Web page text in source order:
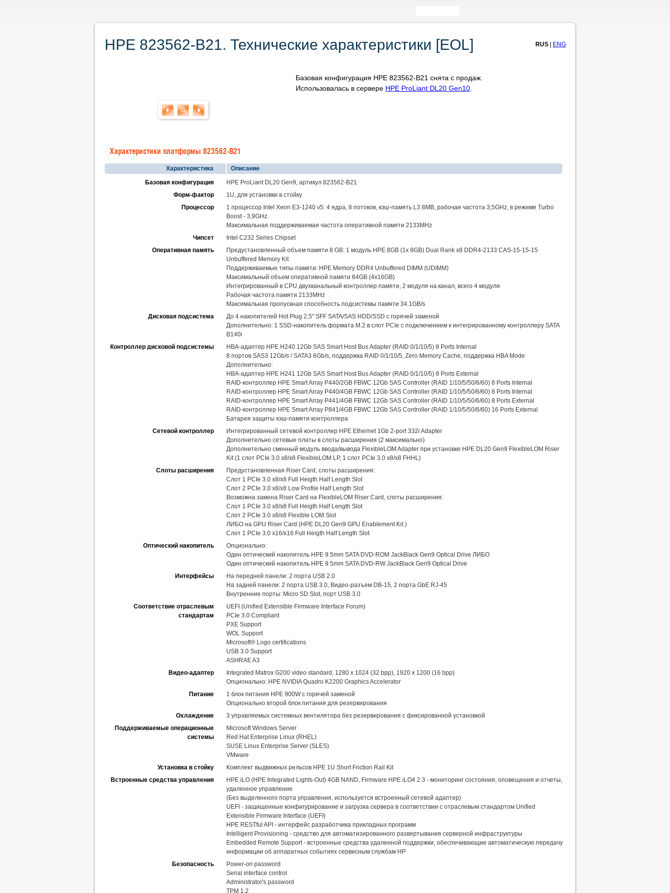
HPE 823562-B21. Технические характеристики [EOL] RUS ENG
Базовая конфигурация HPE 823562-B21 снята с продаж.
Использовалась в сервере HPE ProLiant DL20 Gen10
Характеристики платформы 823562-B21
Характеристика
Описание
Базовая конфигурация
HPE ProLiant DL20 Gen9, артикул 823562-B21
Форм-фактор
1U, для установки в стойку
Процессор
1 процессор Intel Xeon E3-1240 v5: 4 ядра, 8 потоков, кэш-память L3 8MB, рабочая частота 3,5GHz, в режиме Turbo
Boost - 3,9GHz.
Максимальная поддерживаемая частота оперативной памяти 2133MHz
Чипсет
Intel C232 Series Chipset
Оперативная память
Предустановленный объем памяти 8 GB: 1 модуль HPE 8GB (1x 8GB) Dual Rank x8 DDR4-2133 CAS-15-15-15
Unbuffered Memory Kit
Поддерживаемые типы памяти: HPE Memory DDR4 Unbuffered DIMM (UDIMM)
Максимальный объем оперативной памяти 64GB (4x16GB)
Интегрированный в CPU двухканальный контроллер памяти, 2 модуля на канал, всего 4 модуля
Рабочая частота памяти 2133MHz
Максимальная пропускная способность подсистемы памяти 34.1GB/s
Дисковая подсистема
До 4 накопителей Hot Plug 2,5" SFF SATA/SAS HDD/SSD с горячей заменой
Дополнительно: 1 SSD-накопитель формата M.2 в слот PCIe с подключением к интегрированному контроллеру SATA
B140i
Контроллер дисковой подсистемы
HBA-адаптер HPE H240 12Gb SAS Smart Host Bus Adapter (RAID 0/1/10/5) 8 Ports Internal
8 портов SAS3 12Gb/s / SATA3 6Gb/s, поддержка RAID 0/1/10/5, Zero Memory Cache, поддержка HBA Mode
Дополнительно:
HBA-адаптер HPE H241 12Gb SAS Smart Host Bus Adapter (RAID 0/1/10/5) 8 Ports External
RAID-контроллер HPE Smart Array P440/2GB FBWC 12Gb SAS Controller (RAID 1/10/5/50/6/60) 8 Ports Internal
RAID-контроллер HPE Smart Array P440/4GB FBWC 12Gb SAS Controller (RAID 1/10/5/50/6/60) 8 Ports Internal
RAID-контроллер HPE Smart Array P441/4GB FBWC 12Gb SAS Controller (RAID 1/10/5/50/6/60) 8 Ports External
RAID-контроллер HPE Smart Array P841/4GB FBWC 12Gb SAS Controller (RAID 1/10/5/50/6/60) 16 Ports External
Батарея защиты кэш-памяти контроллера
Сетевой контроллер
Интегрированный сетевой контроллер HPE Ethernet 1Gb 2-port 332i Adapter
Дополнительно сетевые платы в слоты расширения (2 максимально)
Дополнительно сменный модуль ввода/вывода FlexibleLOM Adapter при установке HPE DL20 Gen9 FlexibleLOM Riser
Kit (1 слот PCIe 3.0 x8/x8 FlexibleLOM LP, 1 слот PCIe 3.0 x8/x8 FHHL)
Слоты расширения
Предустановленная Riser Card, слоты расширения:
Слот 1 PCIe 3.0 x8/x8 Full Heigth Half Length Slot
Слот 2 PCIe 3.0 x8/x8 Low Profile Half Length Slot
Возможна замена Riser Card на FlexibleLOM Riser Card, слоты расширения:
Слот 1 PCIe 3.0 x8/x8 Full Heigth Half Length Slot
Слот 2 PCIe 3.0 x8/x8 Flexible LOM Slot
ЛИБО на GPU Riser Card (HPE DL20 Gen9 GPU Enablement Kit )
Слот 1 PCIe 3.0 x16/x16 Full Heigth Half Length Slot
Оптический накопитель
Опционально:
Один оптический накопитель HPE 9.5mm SATA DVD-ROM JackBlack Gen9 Optical Drive ЛИБО
Один оптический накопитель HPE 9.5mm SATA DVD-RW JackBlack Gen9 Optical Drive
Интерфейсы
На передней панели: 2 порта USB 2.0
На задней панели: 2 порта USB 3.0, Видео-разъем DB-15, 2 порта GbE RJ-45
Внутренние порты: Micro SD Slot, порт USB 3.0
Соответствие отраслевым
стандартам
UEFI (Unified Extensible Firmware Interface Forum)
PCIe 3.0 Compliant
PXE Support
WOL Support
Microsoft® Logo certifications
USB 3.0 Support
ASHRAE A3
Видео-адаптер
Integrated Matrox G200 video standard, 1280 x 1024 (32 bpp), 1920 x 1200 (16 bpp)
Опционально: HPE NVIDIA Quadro K2200 Graphics Accelerator
Питание
1 блок питания HPE 900W с горячей заменой
Опционально второй блок питания для резервирования
Охлаждение
3 управляемых системных вентилятора без резервирования с фиксированной установкой
Поддерживаемые операционные
системы
Microsoft Windows Server
Red Hat Enterprise Linux (RHEL)
SUSE Linux Enterprise Server (SLES)
VMware
Установка в стойку
Комплект выдвижных рельсов HPE 1U Short Friction Rail Kit
Встроенные средства управления
HPE iLO (HPE Integrated Lights-Out) 4GB NAND, Firmware HPE iLO4 2.3 - мониторинг состояния, оповещения и отчеты,
удаленное управление
(Без выделенного порта управления, используется встроенный сетевой адаптер)
UEFI - защищенные конфигурирование и загрузка сервера в соответствии с отраслевым стандартом Unified
Extensible Firmware Interface (UEFI)
HPE RESTful API - интерфейс разработчика прикладных программ
Intelligent Provisioning - средство для автоматизированного развертывания серверной инфраструктуры
Embedded Remote Support - встроенные средства удаленной поддержки, обеспечивающие автоматическую передачу
информации об аппаратных событиях сервисным службам HP
Безопасность
Power-on password
Serial interface control
Administrator's password
TPM 1.2